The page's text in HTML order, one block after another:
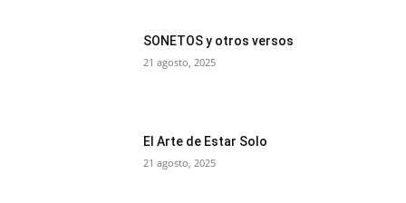
SONETOS y otros versos
21 agosto, 2025
El Arte de Estar Solo
21 agosto, 2025